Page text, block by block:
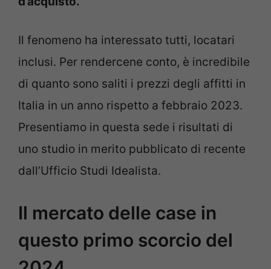
Il fenomeno ha interessato tutti, locatari
inclusi. Per rendercene conto, è incredibile
di quanto sono saliti i prezzi degli affitti in
Italia in un anno rispetto a febbraio 2023.
Presentiamo in questa sede i risultati di
uno studio in merito pubblicato di recente
dall’Ufficio Studi Idealista.
Il mercato delle case in
questo primo scorcio del